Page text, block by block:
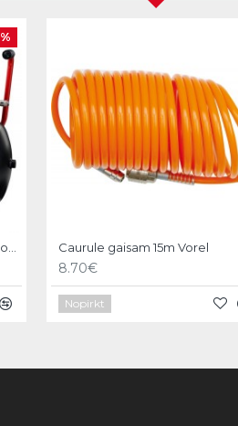
Caurule gaisam 15m Vorel
8.70€
Nopirkt